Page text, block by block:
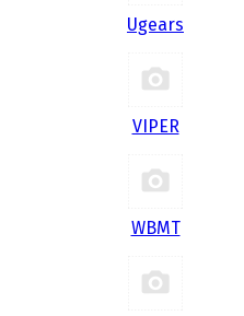
Ugears
VIPER
WBMT